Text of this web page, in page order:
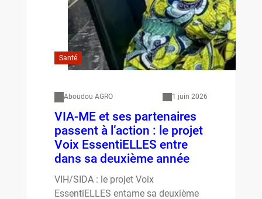
Santé
Aboudou AGRO 1 juin 2026
VIA-ME et ses partenaires
passent à l’action : le projet
Voix EssentiELLES entre
dans sa deuxième année
VIH/SIDA : le projet Voix
EssentiELLES entame sa deuxième